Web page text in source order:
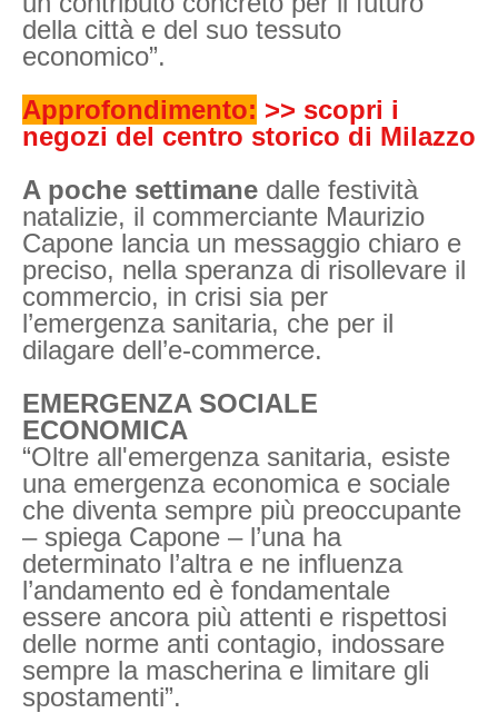
della città e del suo tessuto
economico”.
Approfondimento: >> scopri i
negozi del centro storico di Milazzo
A poche settimane dalle festività
natalizie, il commerciante Maurizio
Capone lancia un messaggio chiaro e
preciso, nella speranza di risollevare il
commercio, in crisi sia per
l’emergenza sanitaria, che per il
dilagare dell’e-commerce.
EMERGENZA SOCIALE
ECONOMICA
“Oltre all'emergenza sanitaria, esiste
una emergenza economica e sociale
che diventa sempre più preoccupante
– spiega Capone – l’una ha
determinato l’altra e ne influenza
l’andamento ed è fondamentale
essere ancora più attenti e rispettosi
delle norme anti contagio, indossare
sempre la mascherina e limitare gli
spostamenti”.